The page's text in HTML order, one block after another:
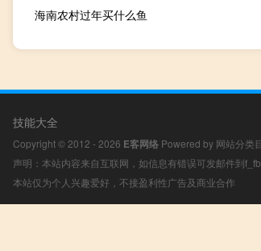
海南农村过年买什么鱼
技能大全
Copyright © 2012 - 2026 E客网络 Powered by 网站分类
声明：本站内容来自互联网，如信息有错误可发邮件到
本站仅为个人兴趣爱好，不接盈利性广告及商业合作